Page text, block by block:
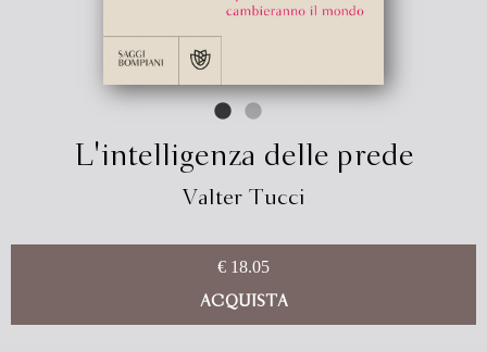
L'intelligenza delle prede
Valter Tucci
€ 18.05
ACQUISTA